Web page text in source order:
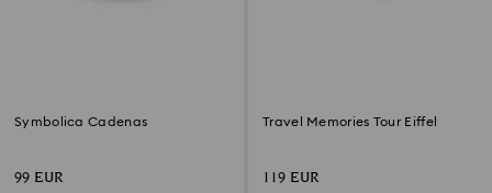
Symbolica Cadenas
99 EUR
Travel Memories Tour Eiffel
119 EUR